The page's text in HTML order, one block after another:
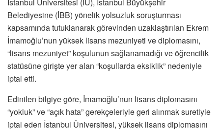
İstanbul Üniversitesi (İÜ), İstanbul Büyükşehir
Belediyesine (İBB) yönelik yolsuzluk soruşturması
kapsamında tutuklanarak görevinden uzaklaştırılan Ekrem
İmamoğlu’nun yüksek lisans mezuniyeti ve diplomasını,
“lisans mezuniyet” koşulunun sağlanamadığı ve öğrencilik
statüsüne girişte yer alan “koşullarda eksiklik” nedeniyle
iptal etti.
Edinilen bilgiye göre, İmamoğlu’nun lisans diplomasını
“yokluk” ve “açık hata” gerekçeleriyle geri alınmak suretiyle
iptal eden İstanbul Üniversitesi, yüksek lisans diplomasını